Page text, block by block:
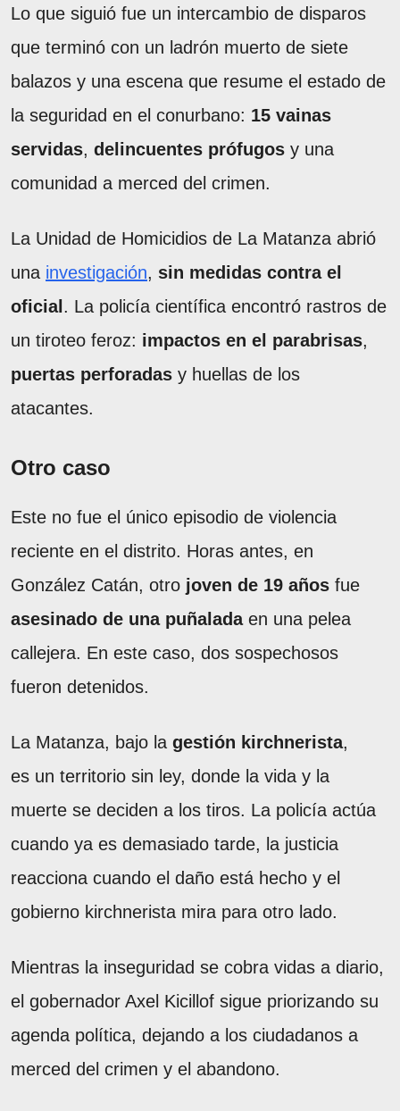
Lo que siguió fue un intercambio de disparos
que terminó con un ladrón muerto de siete
balazos y una escena que resume el estado de
la seguridad en el conurbano: 15 vainas
servidas, delincuentes prófugos y una
comunidad a merced del crimen.
La Unidad de Homicidios de La Matanza abrió
una investigación, sin medidas contra el
oficial . La policía científica encontró rastros de
un tiroteo feroz: impactos en el parabrisas,
puertas perforadas y huellas de los
atacantes.
Otro caso
Este no fue el único episodio de violencia
reciente en el distrito. Horas antes, en
González Catán, otro joven de 19 años fue
asesinado de una puñaladaen una pelea
callejera. En este caso, dos sospechosos
fueron detenidos.
La Matanza, bajo la gestión kirchnerista,
es un territorio sin ley, donde la vida y la
muerte se deciden a los tiros. La policía actúa
cuando ya es demasiado tarde, la justicia
reacciona cuando el daño está hecho y el
gobierno kirchnerista mira para otro lado.
Mientras la inseguridad se cobra vidas a diario,
el gobernador Axel Kicillof sigue priorizando su
agenda política, dejando a los ciudadanos a
merced del crimen y el abandono.